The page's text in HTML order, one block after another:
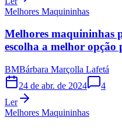
Melhores Maquininhas
Melhores maquininhas
escolha a melhor opção
BMBárbara Marçolla Lafetá
24 de abr. de 2024
4
Ler
Melhores Maquininhas